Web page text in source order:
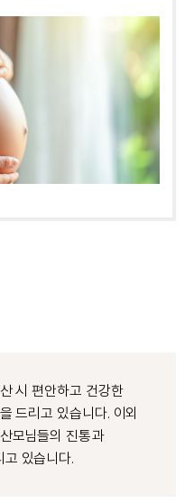
시 편안하고 건강한
드리고 있습니다. 이외
모님들의 진통과
있습니다.